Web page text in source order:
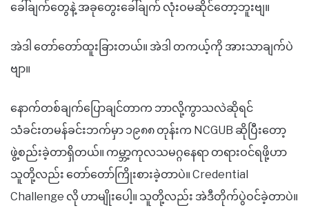
ခေါ်ချက်တွေနဲ့ အခုတွေးခေါ်ချက် လုံးဝမဆိုင်တော့ဘူးဗျ။
အဲဒါ တော်တော်ထူးခြားတယ်။ အဲဒါ တကယ့်ကို အားသာချက်ပဲ
ဗျာ။
နောက်တစ်ချက်ပြောချင်တာက ဘာလို့ကွာသလဲဆိုရင်
သံခင်းတမန်ခင်းဘက်မှာ ၁၉၈၈ တုန်းက NCGUB ဆိုပြီးတော့
ဖွဲ့စည်းခဲ့တာရှိတယ်။ ကမ္ဘာ့ကုလသမဂ္ဂနေရာ တရားဝင်ရဖို့ဟာ
သူတို့လည်း တော်တော်ကြိုးစားခဲ့တာပဲ။ Credential
Challenge လို ဟာမျိုးပေါ့။ သူတို့လည်း အဲဒီတိုက်ပွဲဝင်ခဲ့တာပဲ။